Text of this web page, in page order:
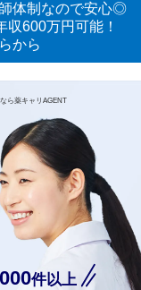
体制なので安心◎
600万円可能！
から
ら薬キャリAGENT
件以上